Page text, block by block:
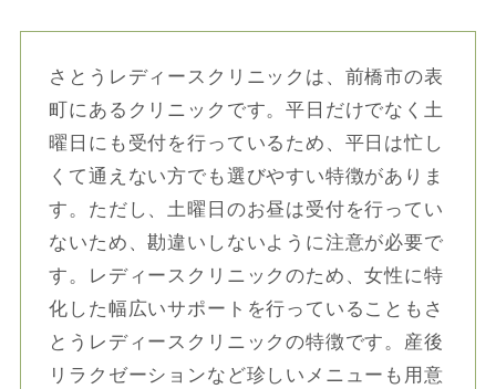
さとうレディースクリニックは、前橋市の表
町にあるクリニックです。平日だけでなく土
曜日にも受付を行っているため、平日は忙し
くて通えない方でも選びやすい特徴がありま
す。ただし、土曜日のお昼は受付を行ってい
ないため、勘違いしないように注意が必要で
す。レディースクリニックのため、女性に特
化した幅広いサポートを行っていることもさ
とうレディースクリニックの特徴です。産後
リラクゼーションなど珍しいメニューも用意